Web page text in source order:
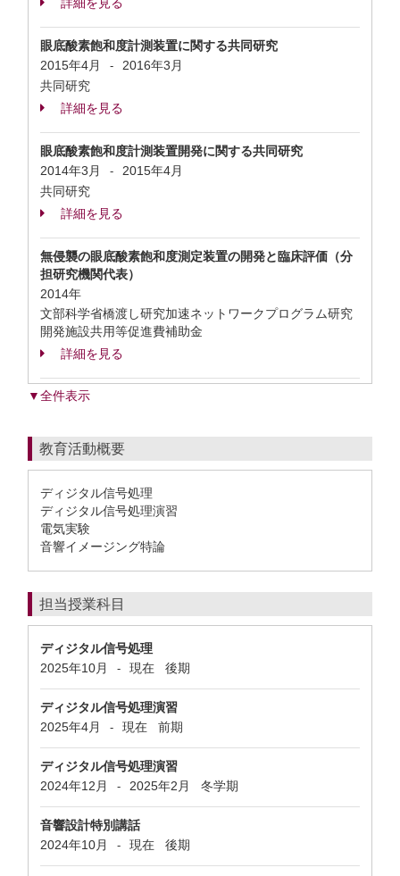
眼底酸素飽和度計測装置に関する共同研究
2015年4月
-
2016年3月
共同研究
詳細を見る
眼底酸素飽和度計測装置開発に関する共同研究
2014年3月
-
2015年4月
共同研究
詳細を見る
無侵襲の眼底酸素飽和度測定装置の開発と臨床評価（分
担研究機関代表）
2014年
文部科学省橋渡し研究加速ネットワークプログラム研究
開発施設共用等促進費補助金
詳細を見る
▼全件表示
教育活動概要
ディジタル信号処理
ディジタル信号処理演習
電気実験
音響イメージング特論
担当授業科目
ディジタル信号処理
2025年10月
- 現在 後期
ディジタル信号処理演習
2025年4月
- 現在 前期
ディジタル信号処理演習
2024年12月
- 2025年2月 冬学期
音響設計特別講話
2024年10月
- 現在 後期